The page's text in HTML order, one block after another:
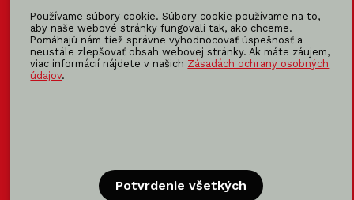
Používame súbory cookie. Súbory cookie používame na to,
aby naše webové stránky fungovali tak, ako chceme.
Pomáhajú nám tiež správne vyhodnocovať úspešnosť a
neustále zlepšovať obsah webovej stránky. Ak máte záujem,
viac informácií nájdete v našich Zásadách ochrany osobných
údajov.
Potvrdenie všetkých
KOMA
KOMAFAMILY